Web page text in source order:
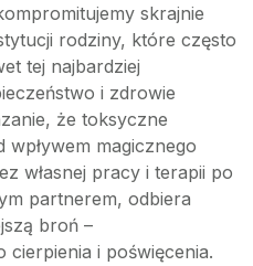
skrajnie
rodziny, które często
tej najbardziej
i zdrowie
że toksyczne
magicznego
własnej pracy i terapii po
partnerem, odbiera
broń –
cierpienia i poświęcenia.